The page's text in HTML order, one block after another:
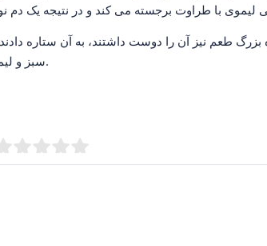
بزرگ طعم نیز آن را دوست داشتند، به آن ستاره
سبز و لیمو ... یک ترکیب خوشمزه" ستایش کردند.